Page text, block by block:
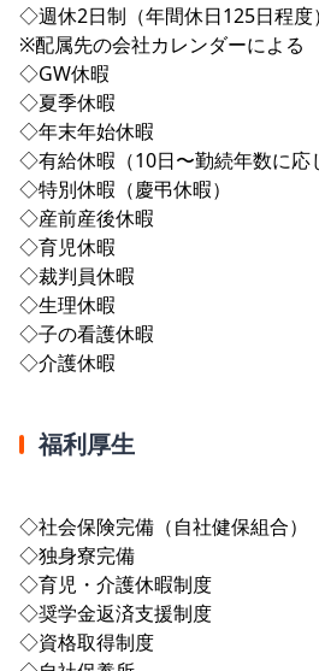
◇週休2日制（年間休日125日程度）
※配属先の会社カレンダーによる
◇GW休暇
◇夏季休暇
◇年末年始休暇
◇有給休暇（10日〜勤続年数に応
◇特別休暇（慶弔休暇）
◇産前産後休暇
◇育児休暇
◇裁判員休暇
◇生理休暇
◇子の看護休暇
◇介護休暇
福利厚生
◇社会保険完備（自社健保組合）
◇独身寮完備
◇育児・介護休暇制度
◇奨学金返済支援制度
◇資格取得制度